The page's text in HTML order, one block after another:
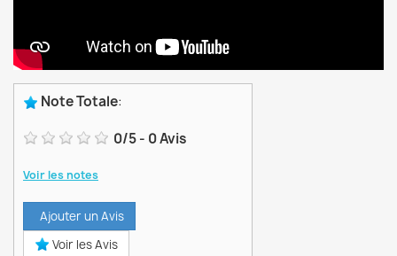
Note Totale:
0/5- 0Avis
Voir les notes
Ajouter un Avis
Voir les Avis